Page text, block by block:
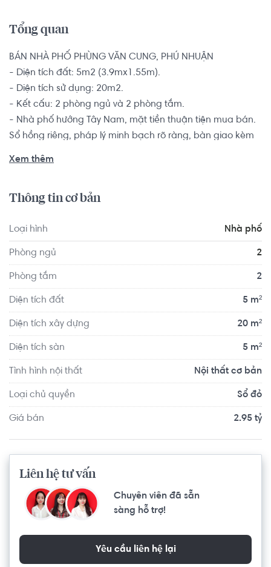
Tổng quan
BÁN NHÀ PHỐ PHÙNG VĂN CUNG, PHÚ NHUẬN
- Diện tích đất: 5m2 (3.9mx1.55m).
- Diện tích sử dụng: 20m2.
- Kết cấu: 2 phòng ngủ và 2 phòng tắm.
- Nhà phố hướng Tây Nam, mặt tiền thuận tiện mua bán.
Sổ hồng riêng, pháp lý minh bạch rõ ràng, bàn giao kèm
Cách đường Phan Đăng Lưu 400m, Cách bùng binh
đến các khu vực quận, huyện khác của thành phố như di
chuyển chỉ 8 phút đến Cảng hàng không quốc tế Tân Sơn
quận 10 và di chuyển 20 phút đến quận 2,..
Xem thêm
Thông tin cơ bản
Loại hình Nhà phố
Phòng ngủ 2
Phòng tắm 2
Diện tích đất 5 m²
Diện tích xây dựng 20 m²
Diện tích sàn 5 m²
Tình hình nội thất Nội thất cơ bản
Loại chủ quyền Sổ đỏ
Giá bán 2.95 tỷ
Liên hệ tư vấn
Chuyên viên đã sẵn
sàng hỗ trợ!
Yêu cầu liên hệ lại